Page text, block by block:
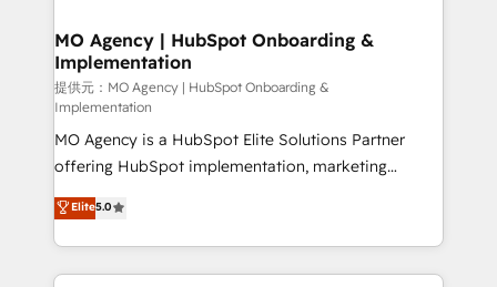
architectures that accelerate revenue operations and
performance. - Multi-object CRM migration, cleanup,
and implementation. - Pre-built and custom
integrations across your full tech stack. - Custom
object setup, CMS builds, and full-funnel automation.
- Dashboards, lifecycle campaigns, and lead
nurturing sequences. - Cross-hub setup across
Marketing, Sales, Operations, and Service Hubs. -
Ongoing optimization, managed support, and
scalable retainers. Let’s make HubSpot your most
MO Agency | HubSpot Onboarding &
Implementation
提供元：MO Agency | HubSpot Onboarding &
Implementation
MO Agency is a HubSpot Elite Solutions Partner
offering HubSpot implementation, marketing
automation, CRM and RevOps consulting, B2B SEO,
paid media, content marketing, AEO and GEO (AI
search optimisation), and HubSpot Content Hub and
WordPress development. We work with enterprise
Elite5.0